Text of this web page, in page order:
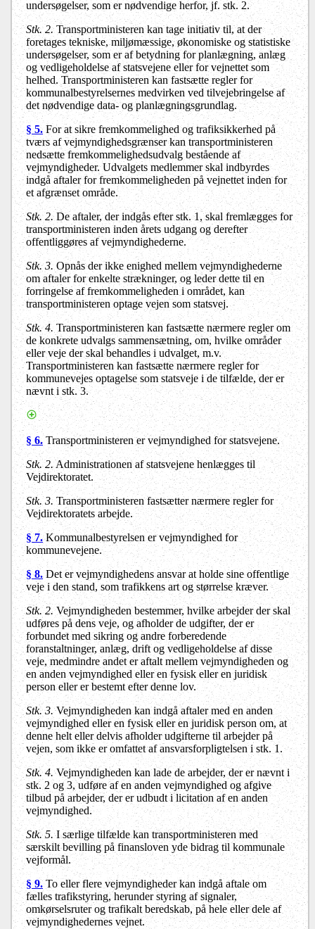
undersøgelser, som er nødvendige herfor, jf. stk. 2.
Stk. 2.Transportministeren kan tage initiativ til, at der
foretages tekniske, miljømæssige, økonomiske og statistiske
undersøgelser, som er af betydning for planlægning, anlæg
og vedligeholdelse af statsvejene eller for vejnettet som
helhed. Transportministeren kan fastsætte regler for
kommunalbestyrelsernes medvirken ved tilvejebringelse af
det nødvendige data- og planlægningsgrundlag.
§ 5. For at sikre fremkommelighed og trafiksikkerhed på
tværs af vejmyndighedsgrænser kan transportministeren
nedsætte fremkommelighedsudvalg bestående af
vejmyndigheder. Udvalgets medlemmer skal indbyrdes
indgå aftaler for fremkommeligheden på vejnettet inden for
et afgrænset område.
Stk. 2.De aftaler, der indgås efter stk. 1, skal fremlægges for
transportministeren inden årets udgang og derefter
offentliggøres af vejmyndighederne.
Stk. 3. Opnås der ikke enighed mellem vejmyndighederne
om aftaler for enkelte strækninger, og leder dette til en
forringelse af fremkommeligheden i området, kan
transportministeren optage vejen som statsvej.
Stk. 4. Transportministeren kan fastsætte nærmere regler om
de konkrete udvalgs sammensætning, om, hvilke områder
eller veje der skal behandles i udvalget, m.v.
Transportministeren kan fastsætte nærmere regler for
kommunevejes optagelse som statsveje i de tilfælde, der er
nævnt i stk. 3.
§ 6. Transportministeren er vejmyndighed for statsvejene.
Stk. 2.Administrationen af statsvejene henlægges til
Vejdirektoratet.
Stk. 3. Transportministeren fastsætter nærmere regler for
Vejdirektoratets arbejde.
§ 7.Kommunalbestyrelsen er vejmyndighed for
kommunevejene.
§ 8.Det er vejmyndighedens ansvar at holde sine offentlige
veje i den stand, som trafikkens art og størrelse kræver.
Stk. 2. Vejmyndigheden bestemmer, hvilke arbejder der skal
udføres på dens veje, og afholder de udgifter, der er
forbundet med sikring og andre forberedende
foranstaltninger, anlæg, drift og vedligeholdelse af disse
veje, medmindre andet er aftalt mellem vejmyndigheden og
en anden vejmyndighed eller en fysisk eller en juridisk
person eller er bestemt efter denne lov.
Stk. 3.Vejmyndigheden kan indgå aftaler med en anden
vejmyndighed eller en fysisk eller en juridisk person om, at
denne helt eller delvis afholder udgifterne til arbejder på
vejen, som ikke er omfattet af ansvarsforpligtelsen i stk. 1.
Stk. 4.Vejmyndigheden kan lade de arbejder, der er nævnt i
stk. 2 og 3, udføre af en anden vejmyndighed og afgive
tilbud på arbejder, der er udbudt i licitation af en anden
vejmyndighed.
Stk. 5.I særlige tilfælde kan transportministeren med
særskilt bevilling på finansloven yde bidrag til kommunale
vejformål.
§ 9. To eller flere vejmyndigheder kan indgå aftale om
fælles trafikstyring, herunder styring af signaler,
omkørselsruter og trafikalt beredskab, på hele eller dele af
vejmyndighedernes vejnet.